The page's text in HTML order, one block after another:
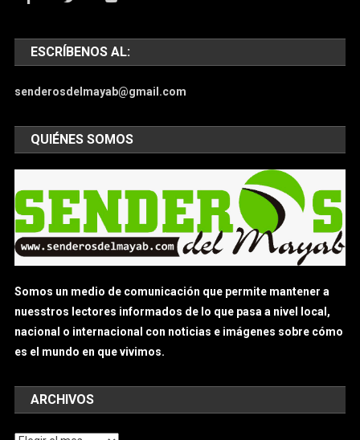
ESCRÍBENOS AL:
senderosdelmayab@gmail.com
QUIÉNES SOMOS
Somos un medio de comunicación que permite mantener a
nuesstros lectores informados de lo que pasa a nivel local,
nacional o internacional con noticias e imágenes sobre cómo
es el mundo en que vivimos.
ARCHIVOS